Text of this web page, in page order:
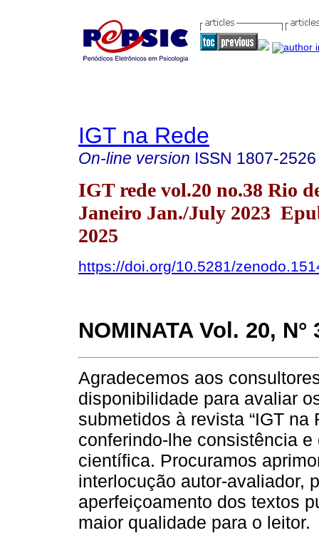
IGT na Rede
On-line version ISSN 1807-2526
IGT rede vol.20 no.38 Rio
Janeiro Jan./July 2023
2025
https://doi.org/10.5281/
NOMINATAVol. 20, N°
Agradecemos aos
disponibilidade para avaliar
submetidos à revista “IGT na
conferindo-lhe consistência e
científica. Procuramos
interlocução autor-avaliador,
aperfeiçoamento dos textos
maior qualidade para o leitor.